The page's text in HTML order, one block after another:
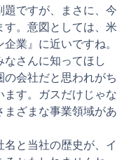
題ですが、まさに、今
。意図としては、米
業』に近いですね。
なさんに知ってほし
会社だと思われがち
ます。ガスだけじゃな
まざまな事業領域があ
と当社の歴史が、イ